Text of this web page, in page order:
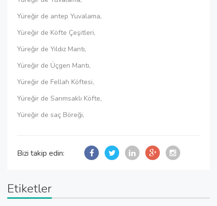
Yüreğir de antep Yuvalama,
Yüreğir de Köfte Çeşitleri,
Yüreğir de Yıldız Mantı,
Yüreğir de Üçgen Mantı,
Yüreğir de Fellah Köftesi,
Yüreğir de Sarımsaklı Köfte,
Yüreğir de saç Böreği,
Bizi takip edin:
Etiketler